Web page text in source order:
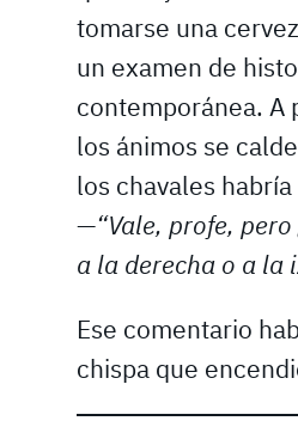
tomarse una
un examen de
contemporánea. A
los ánimos se
los chavales
—“Vale, profe,
a la derecha o a la
Ese comentario
chispa que